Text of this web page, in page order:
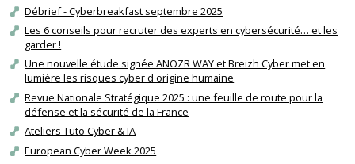
Débrief - Cyberbreakfast septembre 2025
Les 6 conseils pour recruter des experts en cybersécurité… et les
garder !
Une nouvelle étude signée ANOZR WAY et Breizh Cyber met en
lumière les risques cyber d'origine humaine
Revue Nationale Stratégique 2025 : une feuille de route pour la
défense et la sécurité de la France
Ateliers Tuto Cyber & IA
European Cyber Week 2025